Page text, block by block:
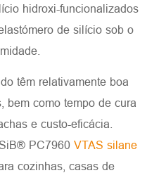
hidroxi-funcionalizados
de silício sob o
têm relativamente boa
bem como tempo de cura
e custo-eficácia.
PC7960VTAS silane
cozinhas, casas de